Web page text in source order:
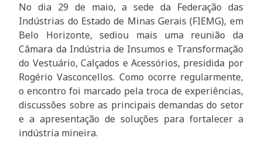
No dia 29 de maio, a sede da Federação das
Indústrias do Estado de Minas Gerais (FIEMG), em
Belo Horizonte, sediou mais uma reunião da
Câmara da Indústria de Insumos e Transformação
do Vestuário, Calçados e Acessórios, presidida por
Rogério Vasconcellos. Como ocorre regularmente,
o encontro foi marcado pela troca de experiências,
discussões sobre as principais demandas do setor
e a apresentação de soluções para fortalecer a
indústria mineira.